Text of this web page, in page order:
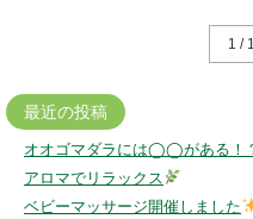
1 / 1
最近の投稿
オオゴマダラには◯◯がある！
アロマでリラックス
ベビーマッサージ開催しました